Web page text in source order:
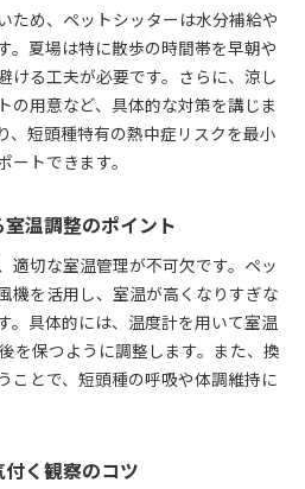
ため、ペットシッターは水分補給や
。夏場は特に散歩の時間帯を早朝や
ける工夫が必要です。さらに、涼し
の用意など、具体的な対策を講じま
、短頭種特有の熱中症リスクを最小
トできます。
温調整のポイント
適切な室温管理が不可欠です。ペッ
機を活用し、室温が高くなりすぎな
。具体的には、温度計を用いて室温
を保つように調整します。また、換
ことで、短頭種の呼吸や体調維持に
く観察のコツ